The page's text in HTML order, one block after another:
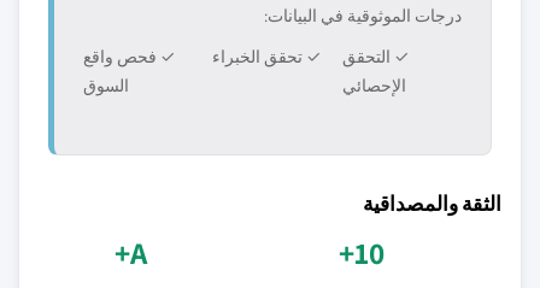
درجات الموثوقية في البيانات:
✓ التحقق
الإحصائي
✓ تحقق الخبراء
✓ فحص واقع
السوق
الثقة والمصداقية
10+
A+